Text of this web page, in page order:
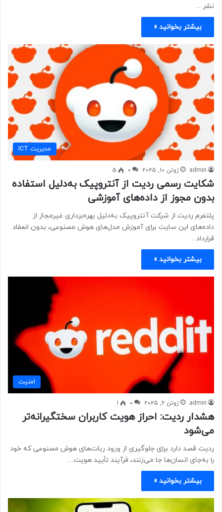
نشر…
بیشتر بخوانید »
مديريت ICT
admin ژوئن 10, 2025 0
5
شکایت رسمی ردیت از آنتروپیک به‌دلیل استفاده
بدون مجوز از داده‌های آموزشی
پلتفرم ردیت از شرکت آنتروپیک به‌دلیل بهره‌برداری غیرمجاز از
داده‌های این سایت برای آموزش مدل‌های هوش مصنوعی، بدون انعقاد
قرارداد…
بیشتر بخوانید »
امنيت
admin ژوئن 6, 2025 0
1
هشدار ردیت: احراز هویت کاربران سختگیرانه‌تر
می‌شود
ردیت قصد دارد برای جلوگیری از ورود ربات‌های هوش مصنوعی که خود
را به‌جای انسان‌ها جا می‌زنند، فرآیند تأیید هویت…
بیشتر بخوانید »